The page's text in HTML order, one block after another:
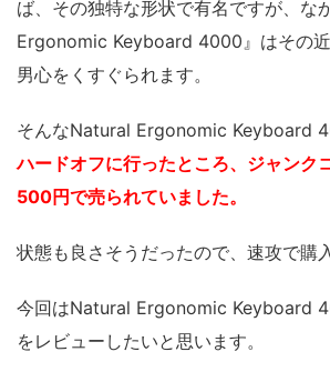
ば、その独特な形状で有名ですが、な
Ergonomic Keyboard 4000』はその近
男心をくすぐられます。
そんなNatural Ergonomic Keyboard
ハードオフに行ったところ、ジャンク
500円で売られていました。
状態も良さそうだったので、速攻で購入
今回はNatural Ergonomic Keyboard
をレビューしたいと思います。